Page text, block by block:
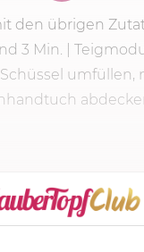
den übrigen
3 Min. |
umfüllen,
STARTEN